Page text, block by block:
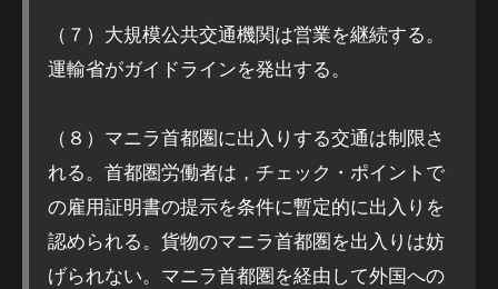
（７）大規模公共交通機関は営業を継続する。
運輸省がガイドラインを発出する。
（８）マニラ首都圏に出入りする交通は制限さ
れる。首都圏労働者は，チェック・ポイントで
の雇用証明書の提示を条件に暫定的に出入りを
認められる。貨物のマニラ首都圏を出入りは妨
げられない。マニラ首都圏を経由して外国への